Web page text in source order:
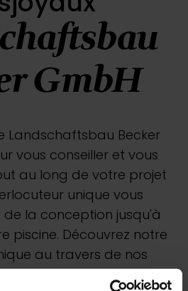
GmbH
Landschaftsbau Becker
vous conseiller et vous
au long de votre projet
unique vous
la conception jusqu'à
piscine. Découvrez notre
au travers de nos
N'hésitez pas à